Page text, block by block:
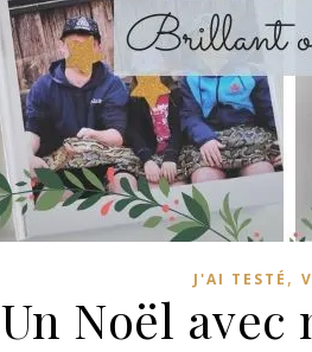
J'AI TESTÉ ,
Un Noël avec